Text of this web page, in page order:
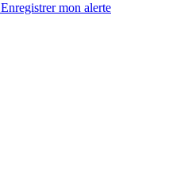
Enregistrermon alerte